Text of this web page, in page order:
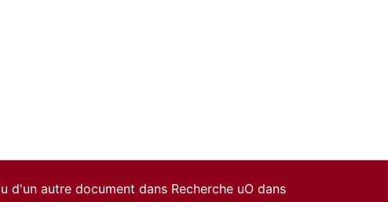
d'un autre document dans Recherche uO dans